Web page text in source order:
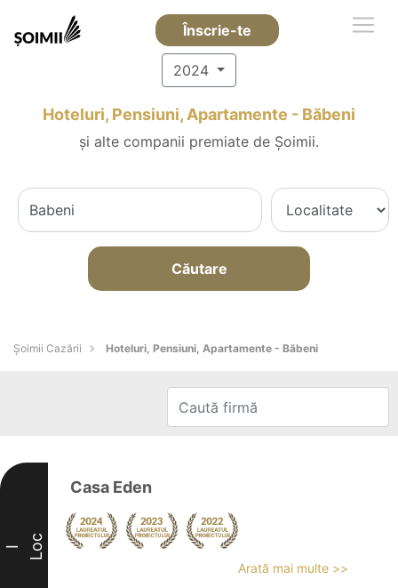
Înscrie-te
2024
Hoteluri, Pensiuni, Apartamente - Băbeni
și alte companii premiate de Șoimii.
Căutare
Șoimii Cazării Hoteluri, Pensiuni, Apartamente - Băbeni
I Loc
Casa Eden
Arată mai multe >>